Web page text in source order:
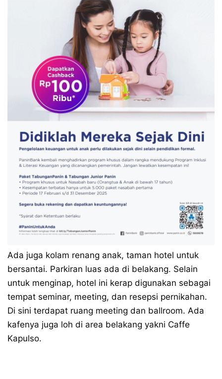
Ada juga kolam renang anak, taman hotel untuk
bersantai. Parkiran luas ada di belakang. Selain
untuk menginap, hotel ini kerap digunakan sebagai
tempat seminar, meeting, dan resepsi pernikahan.
Di sini terdapat ruang meeting dan ballroom. Ada
kafenya juga loh di area belakang yakni Caffe
Kapulso.